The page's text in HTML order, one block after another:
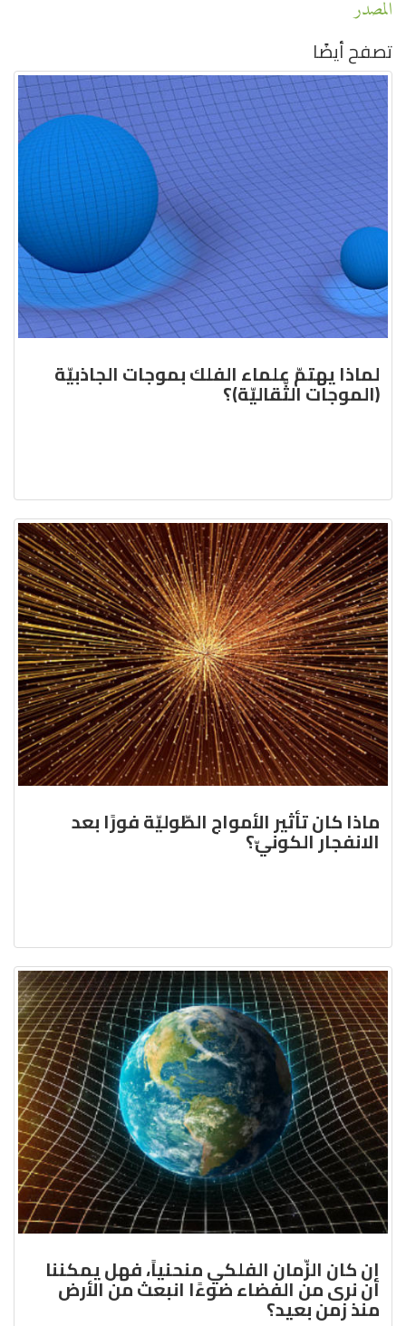
المصدر
تصفح أيضًا
لماذا يهتمّ علماء الفلك بموجات الجاذبيّة
(الموجات الثّقاليّة)؟
ماذا كان تأثير الأمواج الطّوليّة فورًا بعد
الانفجار الكونيّ؟
إن كان الزّمان الفلكي منحنياً، فهل يمكننا
أن نرى من الفضاء ضوءًا انبعث من الأرض
منذ زمن بعيد؟